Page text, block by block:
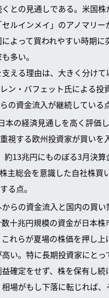
との見通しである。米国
セルインメイ」のアノマリ
よって買われやすい時期に
多い。
える理由は、大きく分けて
ン・バフェット氏による投
の資金流入が継続している
本の経済見通しを高く評価
視する欧州投資家が買いを
約13兆円にものぼる3月決
主総会を意識した自社株買
る点。
らの資金流入と国内の買
数十兆円規模の資金が日本
れらが夏場の株価を押し
い。特に長期投資家にと
確定をせず、株を保有し
場がもし下落に転じれば